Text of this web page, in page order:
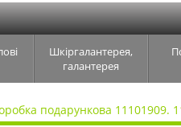
Шкіргалантерея,
галантерея
подарункова 11101909.